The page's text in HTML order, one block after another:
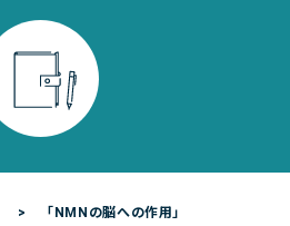
「NMNの脳への作用」